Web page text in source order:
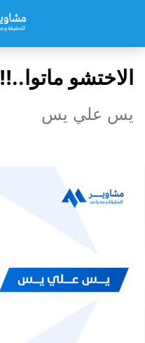
الاختشو ماتوا..!!
يس علي يس